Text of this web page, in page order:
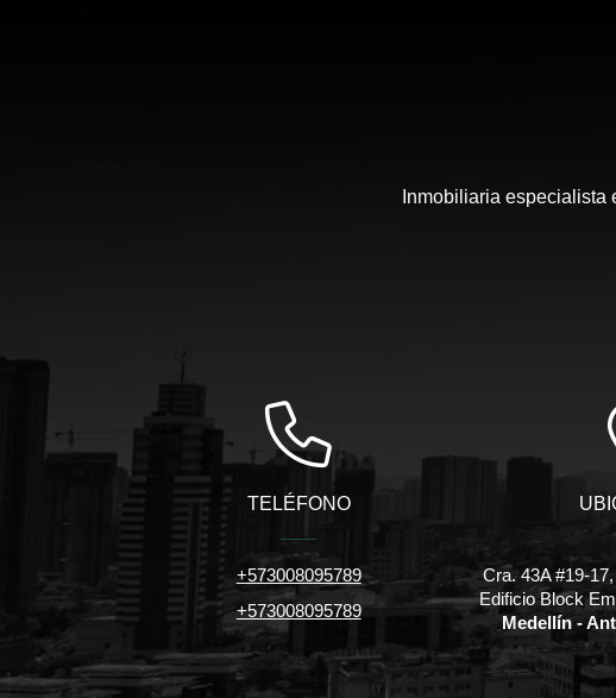
Inmobiliaria especialista
TELÉFONO
+573008095789
+573008095789
Cra. 43A #19-
Edificio Block
Medellín -